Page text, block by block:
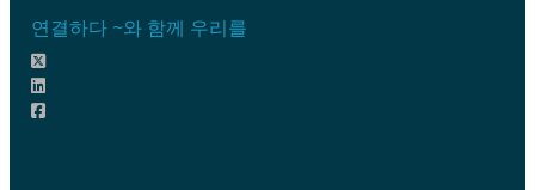
연결하다 ~와 함께 우리를